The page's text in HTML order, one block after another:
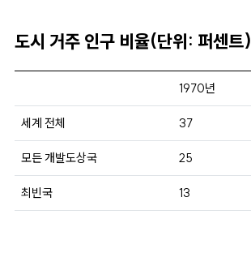
도시 거주 인구 비율(단위: 퍼센트)
1970년
세계 전체 37
모든 개발도상국 25
최빈국 13